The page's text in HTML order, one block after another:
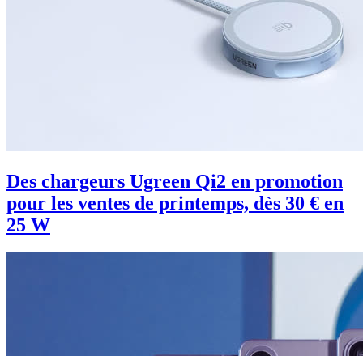
Des chargeurs Ugreen Qi2 en promotion
pour les ventes de printemps, dès 30 € en
25 W